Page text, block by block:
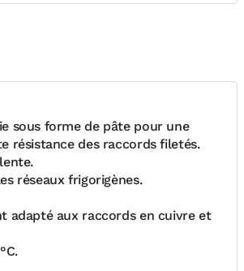
sous forme de pâte pour une
résistance des raccords filetés.
réseaux frigorigènes.
adapté aux raccords en cuivre et